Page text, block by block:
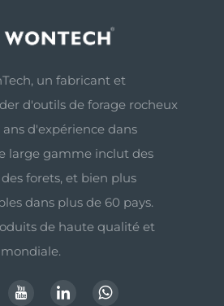
un fabricant et
d'outils de forage rocheux
d'expérience dans
large gamme inclut des
forets, et bien plus
dans plus de 60 pays.
de haute qualité et